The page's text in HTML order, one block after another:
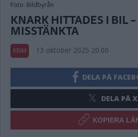
Foto: Bildbyrån
KNARK HITTADES I BIL
MISSTÄNKTA
KRIM 13 oktober 2025 20.00
DELA PÅ
DELA PÅ X
KOPIERA